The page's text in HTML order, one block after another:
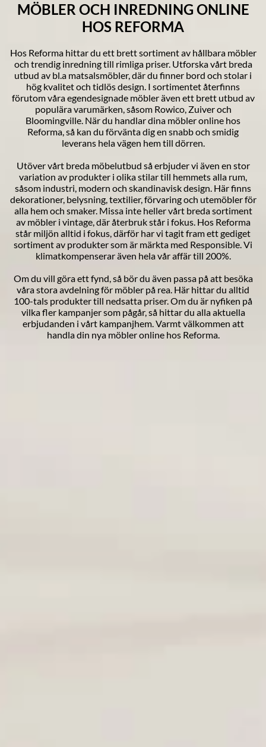
MÖBLER OCH INREDNING ONLINE
HOS REFORMA
Hos Reforma hittar du ett brett sortiment av hållbara möbler
och trendig inredningtill rimliga priser. Utforska vårt breda
utbud av bl.a matsalsmöbler, där du finner bord och stolar i
hög kvalitet och tidlös design. I sortimentet återfinns
förutom våra egendesignade möbler även ett brett utbud av
populära varumärken, såsom Rowico, Zuiveroch
Bloomingville. När du handlar dina möbler online hos
Reforma, så kan du förvänta dig en snabb och smidig
leverans hela vägen hem till dörren.
Utöver vårt breda möbelutbud så erbjuder vi även en stor
variation av produkter i olika stilar till hemmets alla rum,
såsom industri, modern och skandinavisk design. Här finns
dekorationer, belysning,textilier,förvaringoch utemöblerför
alla hem och smaker. Missa inte heller vårt breda sortiment
av möbler i vintage, där återbruk står i fokus. Hos Reforma
står miljön alltid i fokus, därför har vi tagit fram ett gediget
sortiment av produkter som är märkta med Responsible. Vi
klimatkompenserar även hela vår affär till 200%.
Om du vill göra ett fynd, så bör du även passa på att besöka
våra stora avdelning för möbler på rea. Här hittar du alltid
100-tals produkter till nedsatta priser. Om du är nyfiken på
vilka fler kampanjer som pågår, så hittar du alla aktuella
erbjudanden i vårt kampanjhem. Varmt välkommen att
handla din nya möbler online hos Reforma.